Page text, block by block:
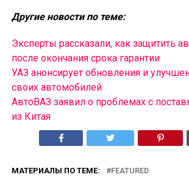
Другие новости по теме:
Эксперты рассказали, как защитить
после окончания срока гарантии
УАЗ анонсирует обновления и
своих автомобилей
АвтоВАЗ заявил о проблемах с
из Китая
МАТЕРИАЛЫ ПО ТЕМЕ: FEATURED